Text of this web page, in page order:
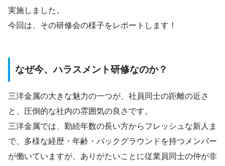
実施しました。
今回は、その研修会の様子をレポートします！
なぜ今、ハラスメント研修なのか？
三洋金属の大きな魅力の一つが、社員同士の距離の近さ
と、圧倒的な社内の雰囲気の良さです。
三洋金属では、勤続年数の長い方からフレッシュな新人ま
で、多様な経歴・年齢・バックグラウンドを持つメンバー
が働いていますが、ありがたいことに従業員同士の仲が非